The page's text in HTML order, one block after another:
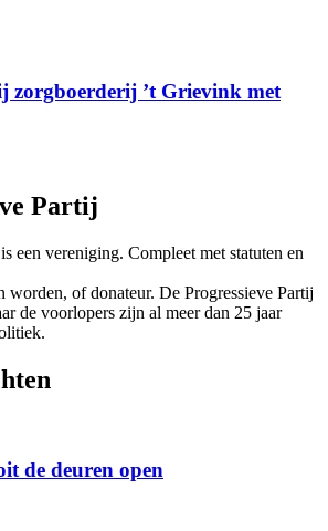
zorgboerderij ’t Grievink met
Partij
een vereniging. Compleet met statuten en
worden, of donateur. De Progressieve Partij
de voorlopers zijn al meer dan 25 jaar
de deuren open